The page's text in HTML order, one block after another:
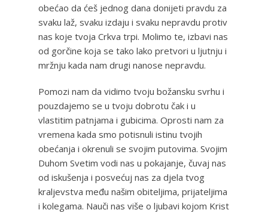
obećao da ćeš jednog dana donijeti pravdu za
svaku laž, svaku izdaju i svaku nepravdu protiv
nas koje tvoja Crkva trpi. Molimo te, izbavi nas
od gorčine koja se tako lako pretvori u ljutnju i
mržnju kada nam drugi nanose nepravdu.
Pomozi nam da vidimo tvoju božansku svrhu i
pouzdajemo se u tvoju dobrotu čak i u
vlastitim patnjama i gubicima. Oprosti nam za
vremena kada smo potisnuli istinu tvojih
obećanja i okrenuli se svojim putovima. Svojim
Duhom Svetim vodi nas u pokajanje, čuvaj nas
od iskušenja i posvećuj nas za djela tvog
kraljevstva među našim obiteljima, prijateljima
i kolegama. Nauči nas više o ljubavi kojom Krist